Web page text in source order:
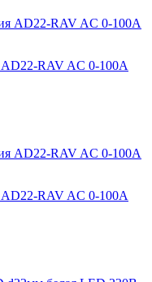
RAV AC 0-100A
RAV AC 0-100A